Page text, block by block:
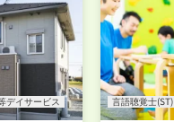
デイサービス 言語聴覚士(ST)